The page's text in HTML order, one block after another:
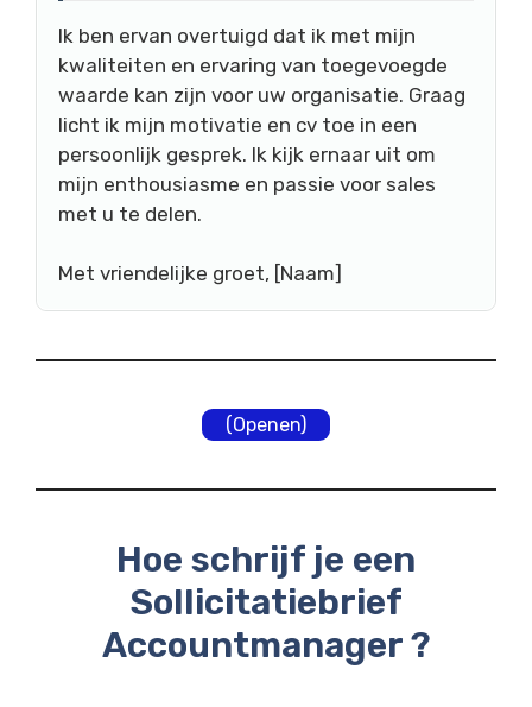
Ik ben ervan overtuigd dat ik met mijn
kwaliteiten en ervaring van toegevoegde
waarde kan zijn voor uw organisatie. Graag
licht ik mijn motivatie en cv toe in een
persoonlijk gesprek. Ik kijk ernaar uit om
mijn enthousiasme en passie voor sales
met u te delen.
Met vriendelijke groet, [Naam]
(Openen)
Hoe schrijf je een
Sollicitatiebrief
Accountmanager ?